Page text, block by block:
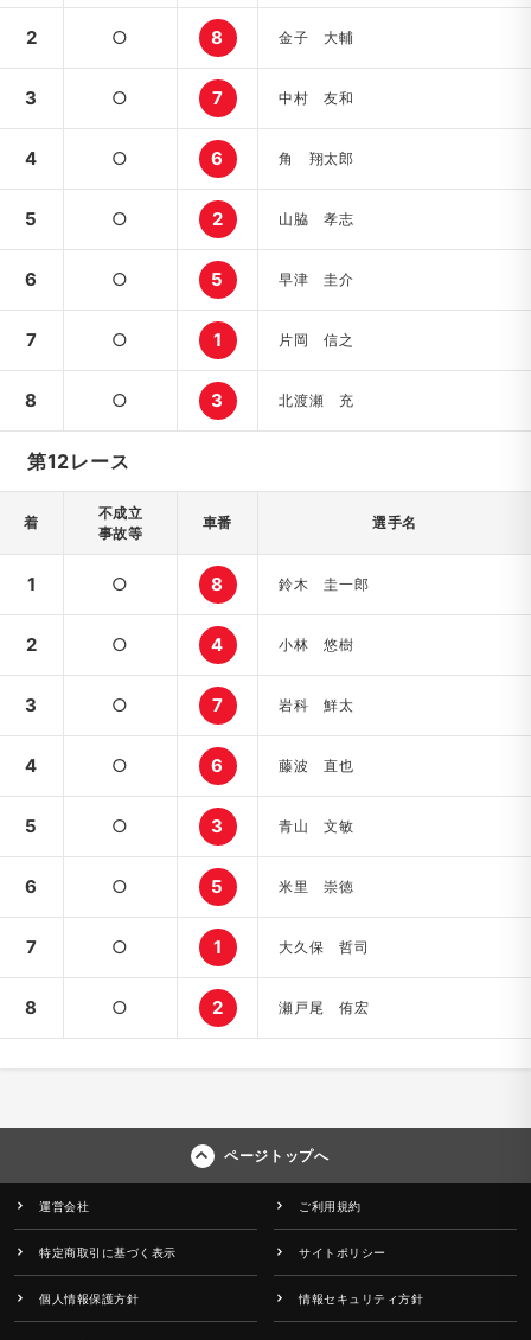
2 ○ 8 金子 大輔
3 ○ 7 中村 友和
4 ○ 6 角 翔太郎
5 ○ 2 山脇 孝志
6 ○ 5 早津 圭介
7 ○ 1 片岡 信之
8 ○ 3 北渡瀬 充
第12レース
着
不成立
事故等
車番 選手名
1 ○ 8 鈴木 圭一郎
2 ○ 4 小林 悠樹
3 ○ 7 岩科 鮮太
4 ○ 6 藤波 直也
5 ○ 3 青山 文敏
6 ○ 5 米里 崇徳
7 ○ 1 大久保 哲司
8 ○ 2 瀬戸尾 侑宏
ページトップへ
運営会社 ご利用規約
特定商取引に基づく表示 サイトポリシー
個人情報保護方針 情報セキュリティ方針